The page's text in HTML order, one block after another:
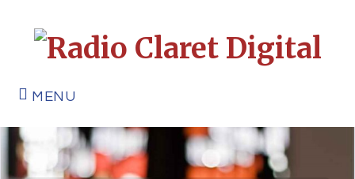
MENU